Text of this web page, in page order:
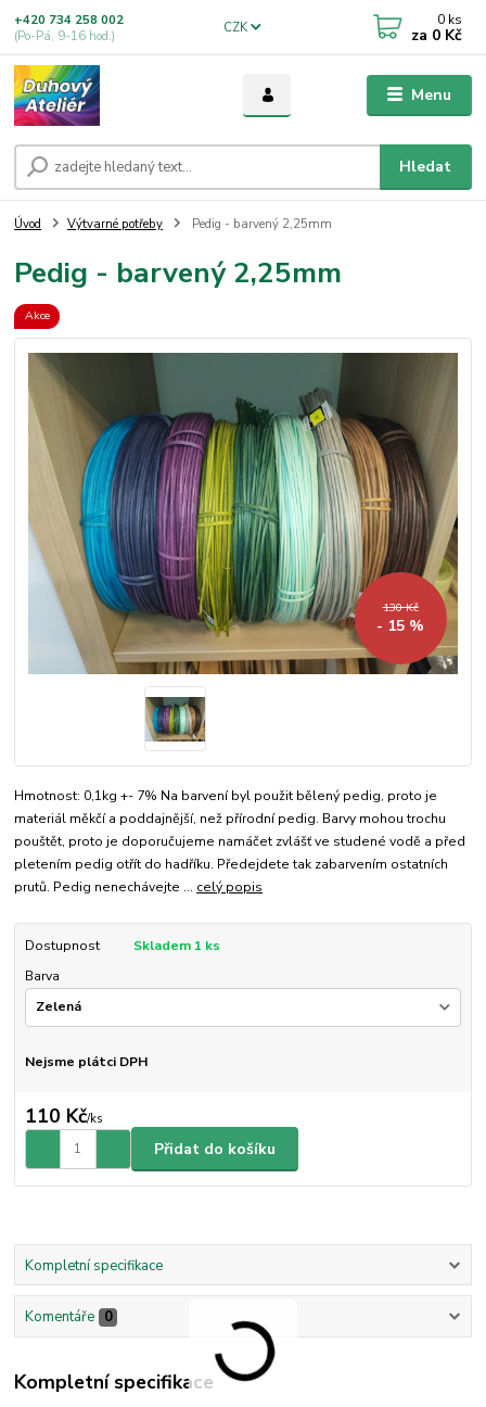
Menu
CZK
Hledat
+420 734 258 002
(Po-Pá, 9-16 hod.)
0 ks
za 0 Kč
Úvod Výtvarné potřeby Pedig - barvený 2,25mm
Pedig - barvený 2,25mm
Akce
130 Kč
- 15 %
Hmotnost: 0,1kg +- 7% Na barvení byl použit bělený pedig, proto je
materiál měkčí a poddajnější, než přírodní pedig. Barvy mohou trochu
pouštět, proto je doporučujeme namáčet zvlášť ve studené vodě a před
pletením pedig otřít do hadříku. Předejdete tak zabarvením ostatních
prutů. Pedig nenechávejte ... celý popis
Dostupnost
Skladem 1 ks
Barva
Nejsme plátci DPH
110 Kč/ks
Přidat do košíku
Kompletní specifikace
Komentáře 0
Kompletní specifikace